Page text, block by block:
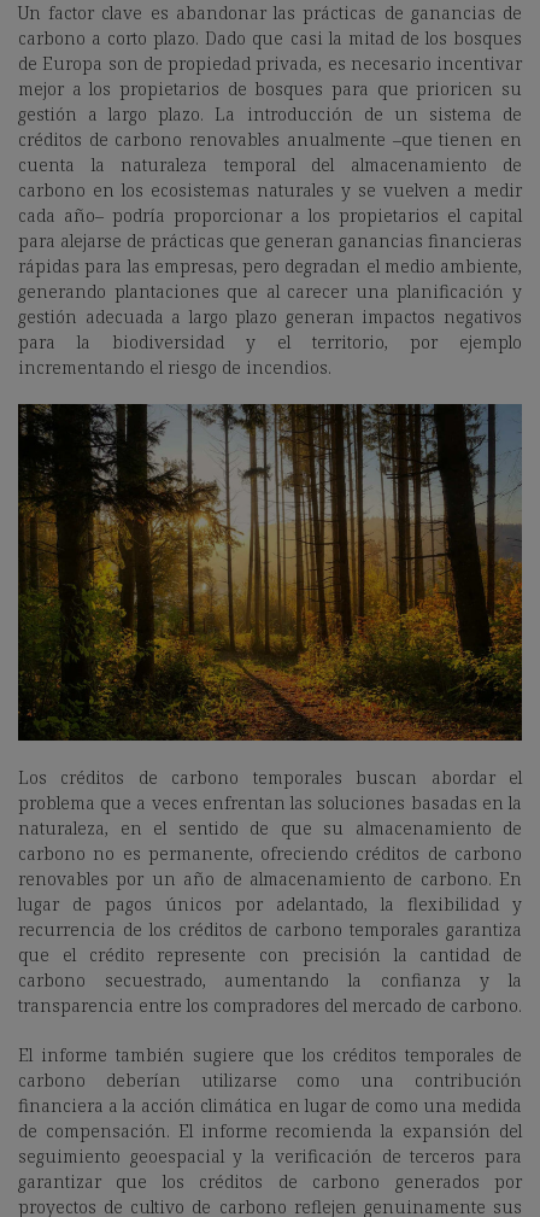
Un factor clave es abandonar las prácticas de ganancias de
carbono a corto plazo. Dado que casi la mitad de los bosques
de Europa son de propiedad privada, es necesario incentivar
mejor a los propietarios de bosques para que prioricen su
gestión a largo plazo. La introducción de un sistema de
créditos de carbono renovables anualmente –que tienen en
cuenta la naturaleza temporal del almacenamiento de
carbono en los ecosistemas naturales y se vuelven a medir
cada año– podría proporcionar a los propietarios el capital
para alejarse de prácticas que generan ganancias financieras
rápidas para las empresas, pero degradan el medio ambiente,
generando plantaciones que al carecer una planificación y
gestión adecuada a largo plazo generan impactos negativos
para la biodiversidad y el territorio, por ejemplo
incrementando el riesgo de incendios.
Los créditos de carbono temporales buscan abordar el
problema que a veces enfrentan las soluciones basadas en la
naturaleza, en el sentido de que su almacenamiento de
carbono no es permanente, ofreciendo créditos de carbono
renovables por un año de almacenamiento de carbono. En
lugar de pagos únicos por adelantado, la flexibilidad y
recurrencia de los créditos de carbono temporales garantiza
que el crédito represente con precisión la cantidad de
carbono secuestrado, aumentando la confianza y la
transparencia entre los compradores del mercado de carbono.
El informe también sugiere que los créditos temporales de
carbono deberían utilizarse como una contribución
financiera a la acción climática en lugar de como una medida
de compensación. El informe recomienda la expansión del
seguimiento geoespacial y la verificación de terceros para
garantizar que los créditos de carbono generados por
proyectos de cultivo de carbono reflejen genuinamente sus